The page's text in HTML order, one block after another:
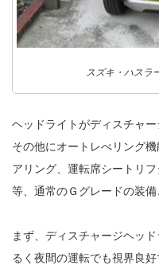
スズキ・ハスラ
ヘッドライトがディスチャー
その他にオートレべリング
アリング、運転席シートリ
等、通常のＧグレードの装備
まず、ディスチャージヘッ
るく夜間の運転でも視界良好